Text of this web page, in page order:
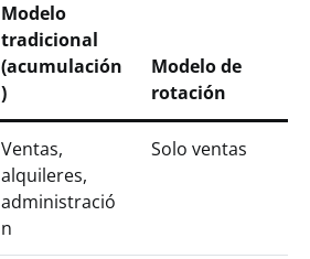
Modelo
tradicional
(acumulación
)
Modelo de
rotación
Ventas,
alquileres,
administració
n
Solo ventas